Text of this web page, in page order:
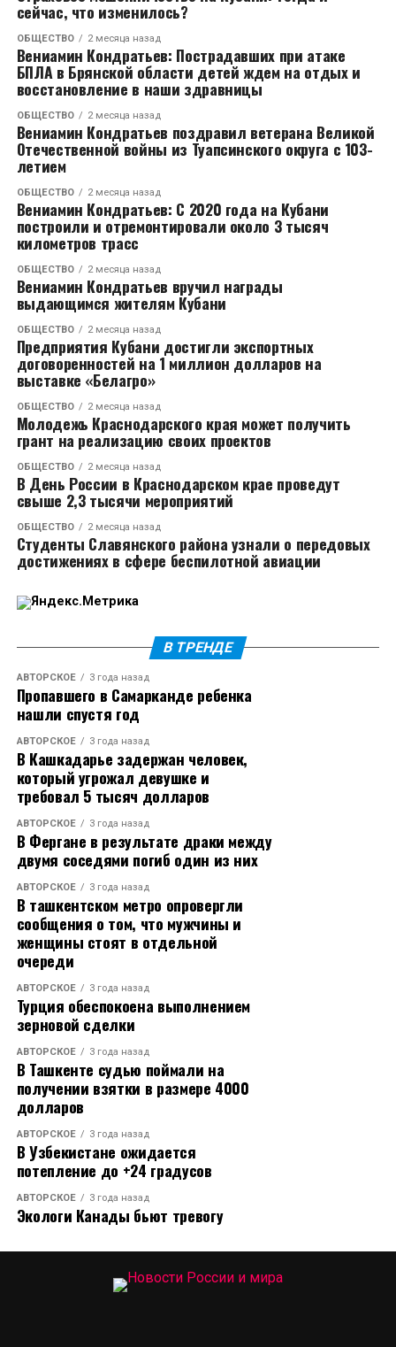
В следующем году ему предстоит еще больше
судебных разбирательств. По данным AFP, в начале
месяца Саркози пытался убедить Макрона не
назначать на пост премьер-министра ветерана-
центриста Франсуа Байру, но президент всё же
принял это решение.
Саркози, который был президентом с 2007 по 2012
год и не смог переизбраться, столкнулся с рядом
юридических проблем. В следующем году его
ожидает суд по обвинениям в коррупции и
незаконном финансировании, связанным с
предполагаемым финансированием его
избирательной кампании 2007 года Ливией. В случае
признания виновным ему может грозить до 10 лет
тюрьмы, хотя он категорически отвергает все
обвинения.
Таким образом, он стал вторым президентом во
французской истории, осужденным за коррупцию —
его предшественник Жак Ширак также был осужден
в 2011 году за коррупционные действия, когда
занимал пост мэра Парижа.
сейчас, что изменилось?
ОБЩЕСТВО 2 месяца назад
Вениамин Кондратьев: Пострадавших при атаке
БПЛА в Брянской области детей ждем на отдых и
восстановление в наши здравницы
ОБЩЕСТВО 2 месяца назад
Вениамин Кондратьев поздравил ветерана Великой
Отечественной войны из Туапсинского округа с 103-
летием
ОБЩЕСТВО 2 месяца назад
Вениамин Кондратьев: С 2020 года на Кубани
построили и отремонтировали около 3 тысяч
километров трасс
ОБЩЕСТВО 2 месяца назад
Вениамин Кондратьев вручил награды
выдающимся жителям Кубани
ОБЩЕСТВО 2 месяца назад
Предприятия Кубани достигли экспортных
договоренностей на 1 миллион долларов на
выставке «Белагро»
ОБЩЕСТВО 2 месяца назад
Молодежь Краснодарского края может получить
грант на реализацию своих проектов
ОБЩЕСТВО 2 месяца назад
В День России в Краснодарском крае проведут
свыше 2,3 тысячи мероприятий
ОБЩЕСТВО 2 месяца назад
Студенты Славянского района узнали о передовых
достижениях в сфере беспилотной авиации
В ТРЕНДЕ
АВТОРСКОЕ 3 года назад
Пропавшего в Самарканде ребенка
нашли спустя год
АВТОРСКОЕ 3 года назад
В Кашкадарье задержан человек,
который угрожал девушке и
требовал 5 тысяч долларов
АВТОРСКОЕ 3 года назад
В Фергане в результате драки между
двумя соседями погиб один из них
АВТОРСКОЕ 3 года назад
В ташкентском метро опровергли
сообщения о том, что мужчины и
женщины стоят в отдельной
очереди
АВТОРСКОЕ 3 года назад
Турция обеспокоена выполнением
зерновой сделки
АВТОРСКОЕ 3 года назад
В Ташкенте судью поймали на
получении взятки в размере 4000
долларов
АВТОРСКОЕ 3 года назад
В Узбекистане ожидается
потепление до +24 градусов
АВТОРСКОЕ 3 года назад
Экологи Канады бьют тревогу